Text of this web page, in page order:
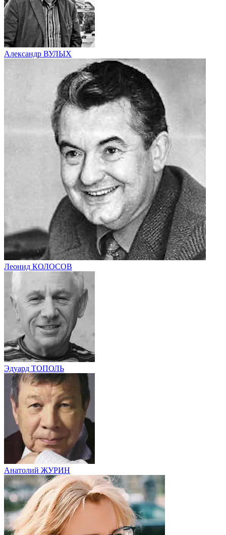
Александр ВУЛЫХ
Леонид КОЛОСОВ
Эдуард ТОПОЛЬ
Анатолий ЖУРИН